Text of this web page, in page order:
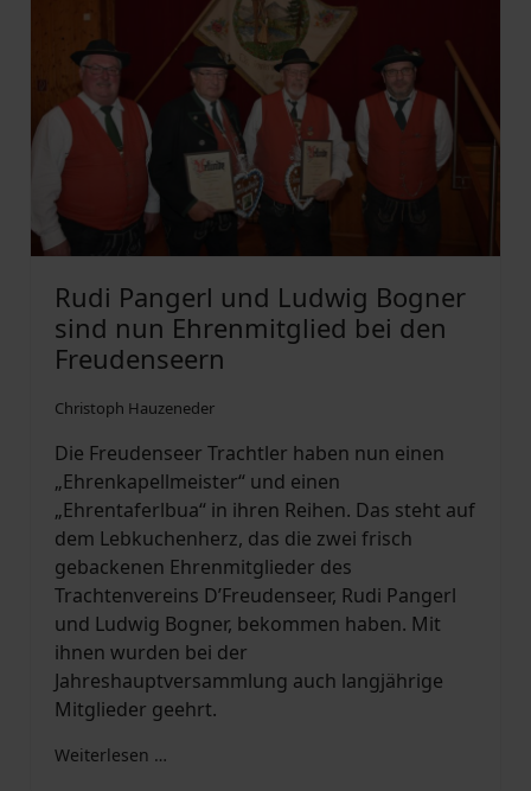
Rudi Pangerl und Ludwig Bogner
sind nun Ehrenmitglied bei den
Freudenseern
Christoph Hauzeneder
Die Freudenseer Trachtler haben nun einen
„Ehrenkapellmeister“ und einen
„Ehrentaferlbua“ in ihren Reihen. Das steht auf
dem Lebkuchenherz, das die zwei frisch
gebackenen Ehrenmitglieder des
Trachtenvereins D’Freudenseer, Rudi Pangerl
und Ludwig Bogner, bekommen haben. Mit
ihnen wurden bei der
Jahreshauptversammlung auch langjährige
Mitglieder geehrt.
Weiterlesen …